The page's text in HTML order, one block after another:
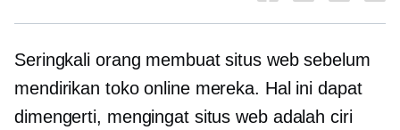
Seringkali orang membuat situs web sebelum
mendirikan toko online mereka. Hal ini dapat
dimengerti, mengingat situs web adalah ciri